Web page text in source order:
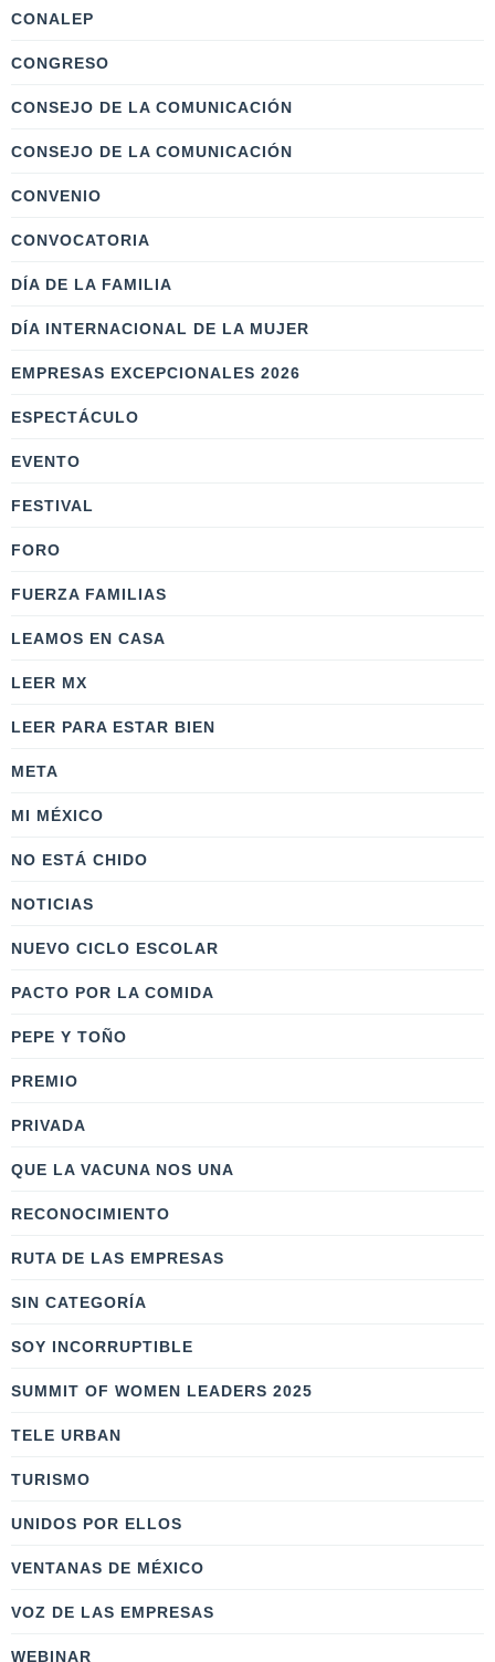
CONALEP
CONGRESO
CONSEJO DE LA COMUNICACIÓN
CONSEJO DE LA COMUNICACIÓN
CONVENIO
CONVOCATORIA
DÍA DE LA FAMILIA
DÍA INTERNACIONAL DE LA MUJER
EMPRESAS EXCEPCIONALES 2026
ESPECTÁCULO
EVENTO
FESTIVAL
FORO
FUERZA FAMILIAS
LEAMOS EN CASA
LEER MX
LEER PARA ESTAR BIEN
META
MI MÉXICO
NO ESTÁ CHIDO
NOTICIAS
NUEVO CICLO ESCOLAR
PACTO POR LA COMIDA
PEPE Y TOÑO
PREMIO
PRIVADA
QUE LA VACUNA NOS UNA
RECONOCIMIENTO
RUTA DE LAS EMPRESAS
SIN CATEGORÍA
SOY INCORRUPTIBLE
SUMMIT OF WOMEN LEADERS 2025
TELE URBAN
TURISMO
UNIDOS POR ELLOS
VENTANAS DE MÉXICO
VOZ DE LAS EMPRESAS
WEBINAR